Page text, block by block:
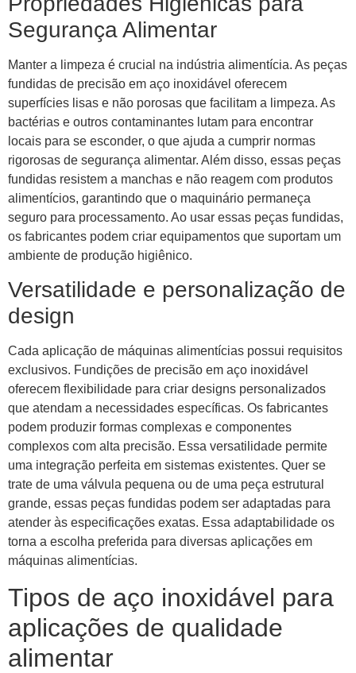
Segurança Alimentar
Manter a limpeza é crucial na indústria alimentícia. As peças
fundidas de precisão em aço inoxidável oferecem
superfícies lisas e não porosas que facilitam a limpeza. As
bactérias e outros contaminantes lutam para encontrar
locais para se esconder, o que ajuda a cumprir normas
rigorosas de segurança alimentar. Além disso, essas peças
fundidas resistem a manchas e não reagem com produtos
alimentícios, garantindo que o maquinário permaneça
seguro para processamento. Ao usar essas peças fundidas,
os fabricantes podem criar equipamentos que suportam um
ambiente de produção higiênico.
Versatilidade e personalização de
design
Cada aplicação de máquinas alimentícias possui requisitos
exclusivos. Fundições de precisão em aço inoxidável
oferecem flexibilidade para criar designs personalizados
que atendam a necessidades específicas. Os fabricantes
podem produzir formas complexas e componentes
complexos com alta precisão. Essa versatilidade permite
uma integração perfeita em sistemas existentes. Quer se
trate de uma válvula pequena ou de uma peça estrutural
grande, essas peças fundidas podem ser adaptadas para
atender às especificações exatas. Essa adaptabilidade os
torna a escolha preferida para diversas aplicações em
máquinas alimentícias.
Tipos de aço inoxidável para
aplicações de qualidade
alimentar